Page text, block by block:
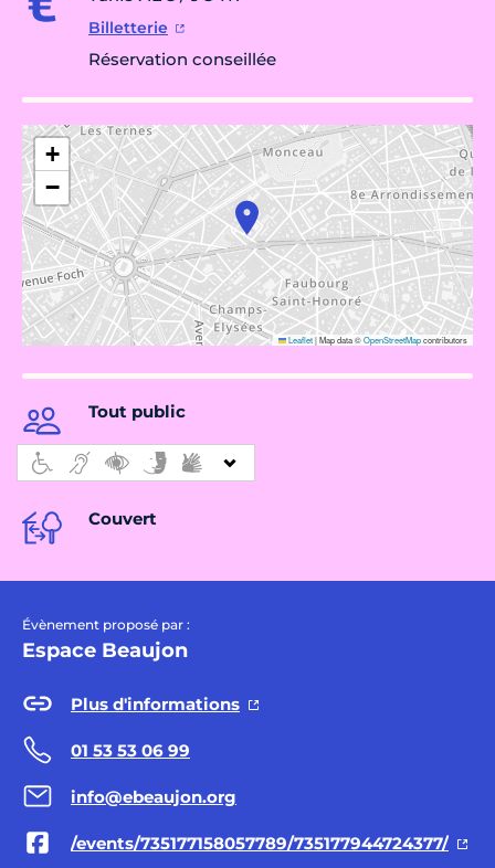
Billetterie
Réservation conseillée
+
−
Leaflet|Map data ©OpenStreetMapcontributors
Tout public
Couvert
Évènement proposé par :
Espace Beaujon
Plus d'informations
01 53 53 06 99
info@ebeaujon.org
/events/735177158057789/735177944724377/